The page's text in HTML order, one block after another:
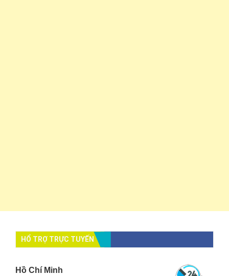
HỔ TRỢ TRỰC TUYẾN
Hồ Chí Minh